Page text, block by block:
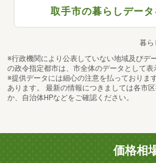
取手市の暮らしデー
暮ら
※行政機関により公表していない地域及びデ
の政令指定都市は、市全体のデータとして表
※提供データには細心の注意を払っておりま
あります。 最新の情報につきましては各市
か、自治体HPなどをご確認ください。
価格相